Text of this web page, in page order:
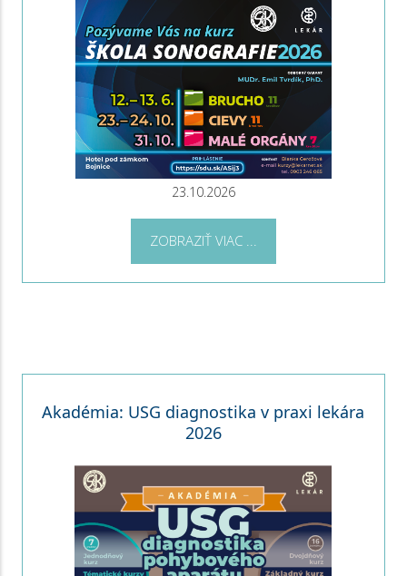
23.10.2026
ZOBRAZIŤ VIAC ...
Akadémia: USG diagnostika v praxi lekára
2026